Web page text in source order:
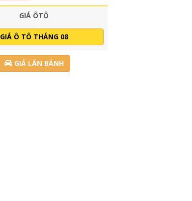
GIÁ ÔTÔ
GIÁ Ô TÔ THÁNG 08
GIÁ LĂN BÁNH